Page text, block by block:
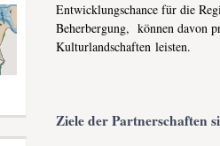
Entwicklungschance für die
Beherbergung, können davon
Kulturlandschaften leisten.
Ziele der Partnerschaften